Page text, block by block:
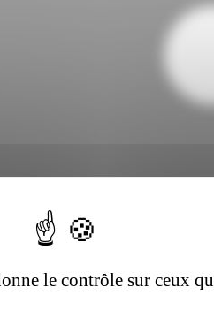
le contrôle sur ceux